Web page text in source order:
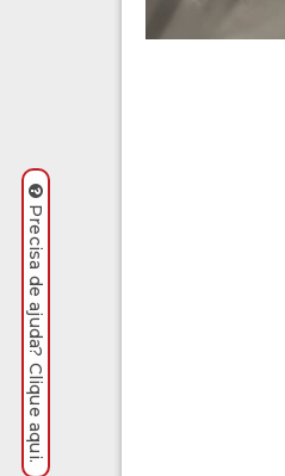
Precisa de ajuda? Clique aqui.